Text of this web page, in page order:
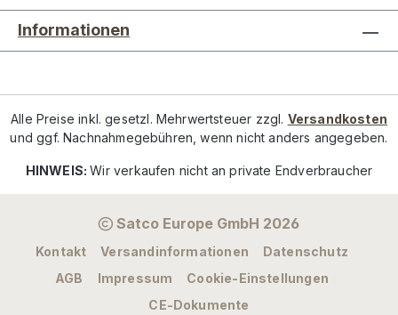
Informationen
Alle Preise inkl. gesetzl. Mehrwertsteuer zzgl. Versandkosten
und ggf. Nachnahmegebühren, wenn nicht anders angegeben.
HINWEIS:Wir verkaufen nicht an private Endverbraucher
Satco Europe GmbH 2026
Kontakt Versandinformationen
Datenschutz
AGB
Impressum
Cookie-Einstellungen
CE-Dokumente